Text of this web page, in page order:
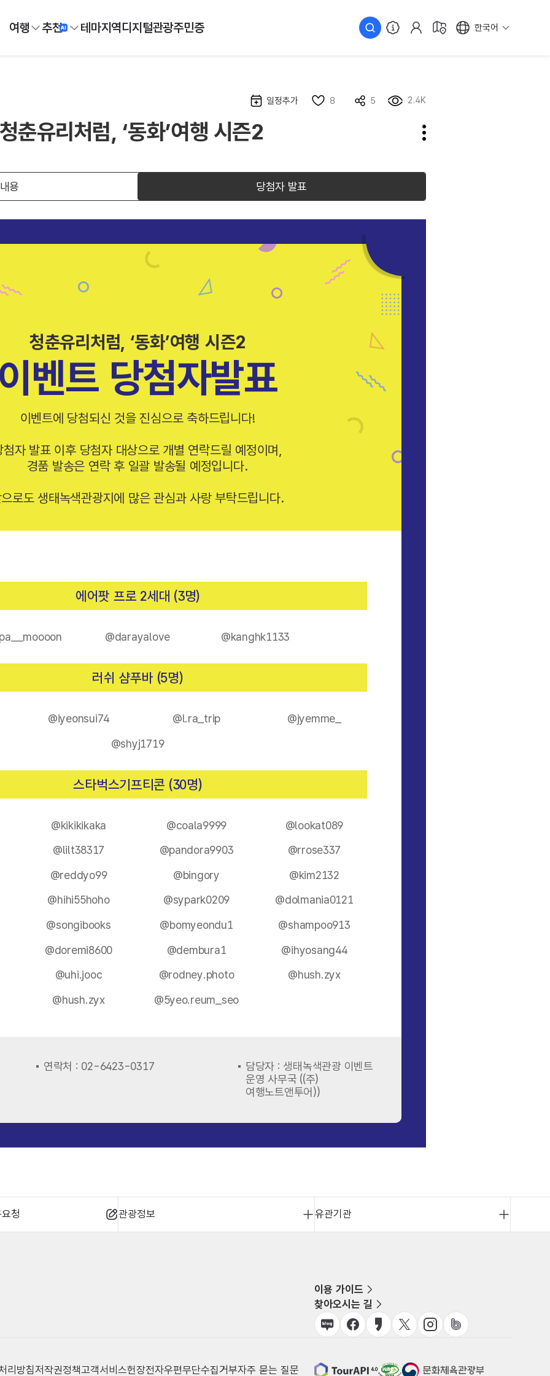
여행 추천 테마지역디지털관광주민증 한국어
일정추가 8 5 2.4K
춘유리처럼, ‘동화’여행 시즌2
용 당첨자 발표
청춘유리처럼, ‘동화’여행 시즌2
벤트 당첨자발표
이벤트에 당첨되신 것을 진심으로 축하드립니다!
첨자 발표 이후 당첨자 대상으로 개별 연락드릴 예정이며,
경품 발송은 연락 후 일괄 발송될 예정입니다.
로도 생태녹색관광지에 많은 관심과 사랑 부탁드립니다.
에어팟 프로 2세대 (3명)
@darayalove @kanghk1133
러쉬 샴푸바 (5명)
@iyeonsui74 @l.ra_trip
@jyemme_
@shyj1719
스타벅스기프티콘 (30명)
@kikikikaka @coala9999
@lookat089
@lilt38317
@pandora9903
@rrose337
@reddyo99
@bingory
@kim2132
@hihi55hoho
@sypark0209
@dolmania0121
@songibooks
@bomyeondu1
@shampoo913
@doremi8600
@dembura1
@ihyosang44
@uhi.jooc
@rodney.photo
@hush.zyx
@hush.zyx
@5yeo.reum_seo
연락처 : 02-6423-0317
담당자 : 생태녹색관광 이벤트
운영 사무국 ((주)
여행노트앤투어))
청 관광정보 유관기관
이용 가이드
찾아오시는 길
리방침저작권정책고객서비스헌장전자우편무단수집거부자주 묻는 질문